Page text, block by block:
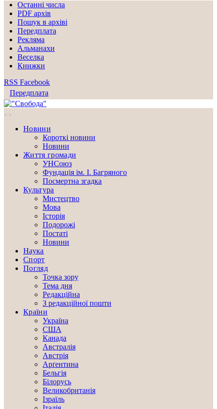
Останні числа
PDF архів
Пошук в архіві
Передплата
Рекляма
Альманахи
Веселка
Книжки
RSS Facebook
Передплата
Новини
Короткі новини
Новини
Життя громади
УНСоюз
Фундація ім. І. Багряного
Посмертна згадка
Культура
Мистецтво
Мова
Історія
Подорожі
Постаті
Новини
Наука
Спорт
Погляд
Точка зору
Тема дня
Редакційна
З редакційної пошти
Країни
Україна
США
Канада
Австралія
Австрія
Арґентина
Бельгія
Білорусь
Великобританія
Ізраїль